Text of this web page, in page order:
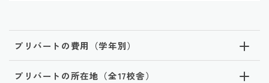
プリバートの費用（学年別）
プリバートの所在地（全17校舎）